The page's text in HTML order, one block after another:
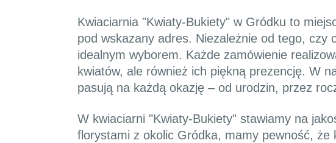
Kwiaciarnia "Kwiaty-Bukiety" w Gródku to
pod wskazany adres. Niezależnie od tego,
idealnym wyborem. Każde zamówienie
kwiatów, ale również ich piękną prezencję. W
pasują na każdą okazję – od urodzin, przez
W kwiaciarni "Kwiaty-Bukiety" stawiamy na
florystami z okolic Gródka, mamy pewność,